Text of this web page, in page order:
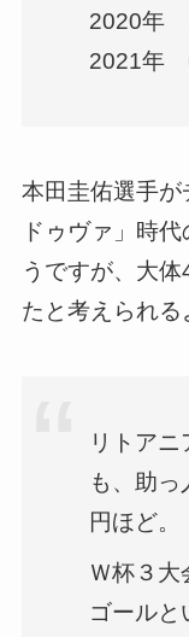
2020年
2021年
本田圭佑選手
ドゥヴァ」時
うですが、大
たと考えられる
リトア
も、助
円ほど。
Ｗ杯３大
ゴールと